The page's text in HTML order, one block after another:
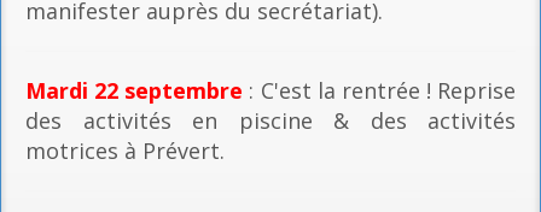
manifester auprès du secrétariat).
Mardi 22 septembre : C'est la rentrée ! Reprise
des activités en piscine & des activités
motrices à Prévert.